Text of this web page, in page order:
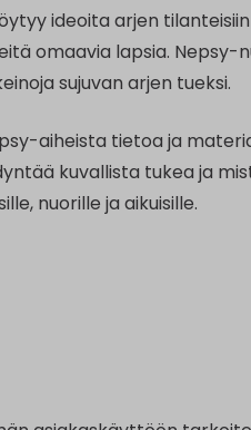
ideoita arjen
omaavia lapsia.
sujuvan arjen tueksi.
aiheista tietoa ja
kuvallista tukea ja
nuorille ja aikuisille.